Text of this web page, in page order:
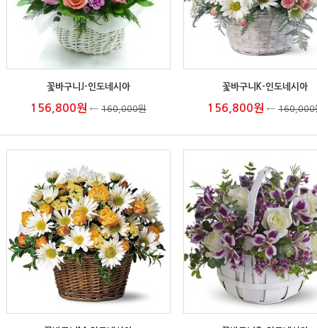
꽃바구니J-인도네시아
156,800원 ← 160,000원
꽃바구니K-인도네시아
156,800원 ← 160,000